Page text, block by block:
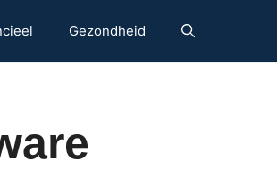
Gezondheid